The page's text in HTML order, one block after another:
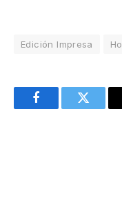
Edición Impresa
FacebookTwitter